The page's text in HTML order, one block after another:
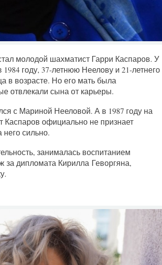
молодой шахматист Гарри Каспаров. У
году, 37-летнюю Неелову и 21-летнего
в возрасте. Но его мать была
отвлекали сына от карьеры.
с Мариной Нееловой. А в 1987 году на
Каспаров официально не признает
сильно.
занималась воспитанием
дипломата Кирилла Геворгяна,